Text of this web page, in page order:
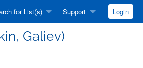
for List(s) Support Login
Galiev)